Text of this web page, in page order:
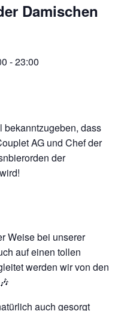
Damischen
-23:00
bekanntzugeben, dass
AG und Chef der
der
Weise bei unserer
auf einen tollen
werden wir von den
auch gesorgt